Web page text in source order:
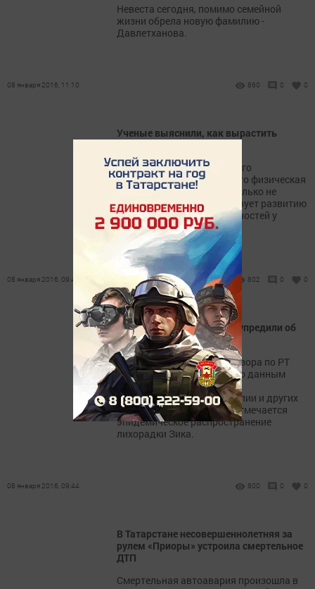
Невеста сегодня, помимо семейной
жизни обрела новую фамилию -
Давлетханова.
08 января 2016, 11:10 860 0 0
Ученые выяснили, как вырастить
Специалисты американского
университета выяснили, что физическая
активность в детстве не только не
мешает, но даже способствует развитию
интеллектуальных способностей у
ребенка.
08 января 2016, 09:46 802 0 0
Жителей Татарстана предупредили об
опасной лихорадке
Управление Роспотребнадзора по РТ
проинформировало, что, по данным
Всемирной организации
здравоохранения, в Бразилии и других
странах Южной Америки отмечается
эпидемическое распространение
лихорадки Зика.
08 января 2016, 09:44 800 0 0
В Татарстане несовершеннолетняя за
рулем «Приоры» устроила смертельное
ДТП
Смертельная автоавария произошла в